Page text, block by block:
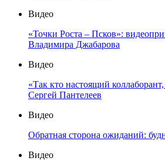
Видео
«Точки Роста – Псков»:
Владимира Джабарова
Видео
«Так кто настоящий
Сергей Пантелеев
Видео
Обратная сторона ожиданий:
Видео